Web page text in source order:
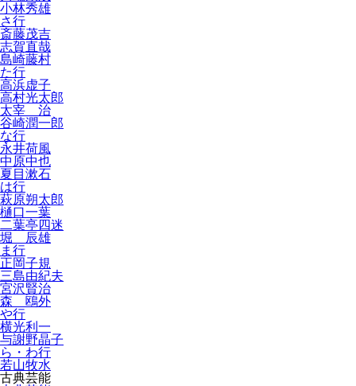
小林秀雄
さ行
斎藤茂吉
志賀直哉
島崎藤村
た行
高浜虚子
高村光太郎
太宰 治
谷崎潤一郎
な行
永井荷風
中原中也
夏目漱石
は行
萩原朔太郎
樋口一葉
二葉亭四迷
堀 辰雄
ま行
正岡子規
三島由紀夫
宮沢賢治
森 鴎外
や行
横光利一
与謝野晶子
ら・わ行
若山牧水
古典芸能